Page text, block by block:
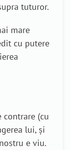
tuturor.
mare
cu putere
(cu
lui, și
e viu.